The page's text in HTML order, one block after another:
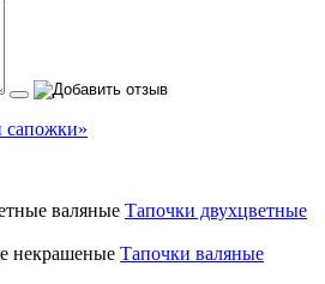
сапожки»
Тапочки двухцветные
Тапочки валяные